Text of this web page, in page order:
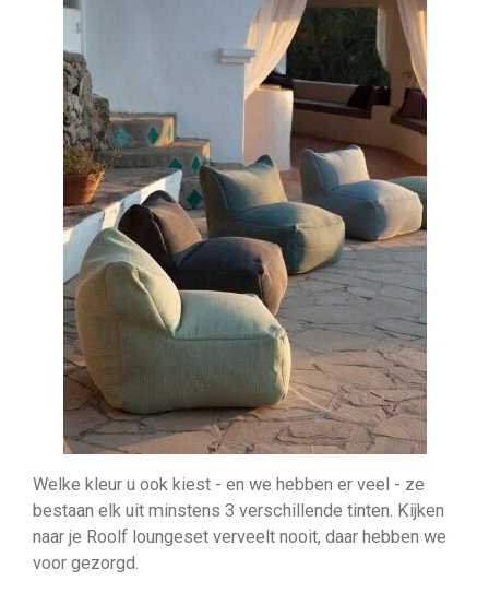
Welke kleur u ook kiest - en we hebben er veel - ze
bestaan elk uit minstens 3 verschillende tinten. Kijken
naar je Roolf loungeset verveelt nooit, daar hebben we
voor gezorgd.